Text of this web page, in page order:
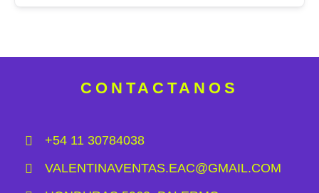
CONTACTANOS
+54 11 30784038
VALENTINAVENTAS.EAC@GMAIL.COM